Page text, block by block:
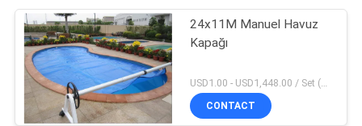
24x11M Manuel Havuz
Kapağı
USD1.00 - USD1,448.00 / Set (3 Cover With 3 Roller), Only Cover USD1.50 - USD3.50 / Square Meter MOQ:1 parça
CONTACT